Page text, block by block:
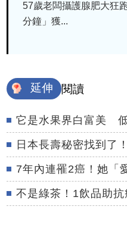
57歲老闆攝護腺肥大狂
分鐘」獲...
延伸 閱讀
它是水果界白富美
日本長壽秘密找到了
7年內連罹2癌！她「
不是綠茶！1飲品助